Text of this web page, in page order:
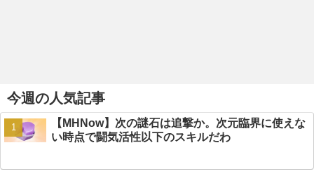
今週の人気記事
【MHNow】次の謎石は追撃か。次元臨界に使えな
い時点で闘気活性以下のスキルだわ